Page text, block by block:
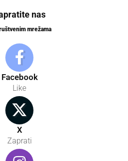
nas
mrežama
Facebook
Like
X
Zaprati